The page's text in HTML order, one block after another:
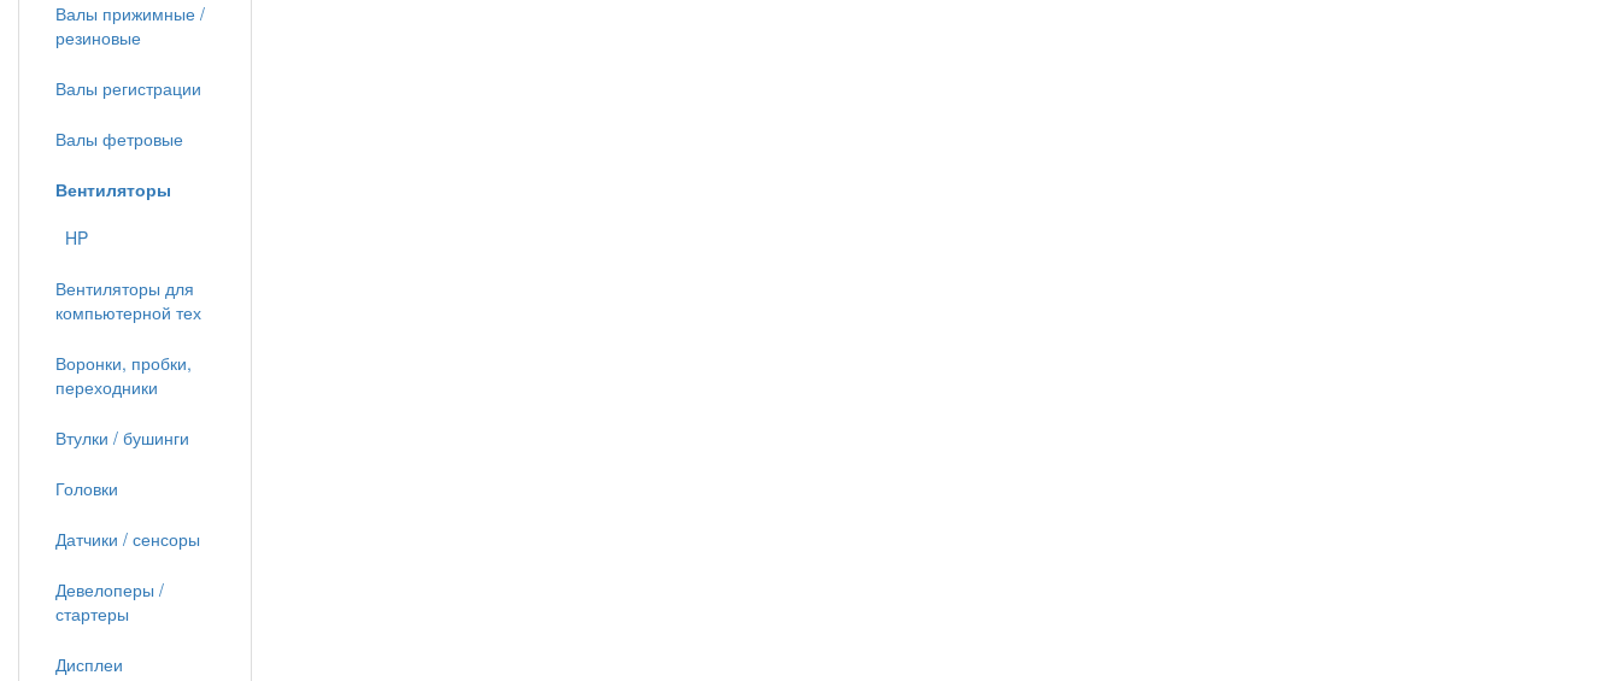
Валы прижимные /
резиновые
Валы регистрации
Валы фетровые
Вентиляторы
HP
Вентиляторы для
компьютерной тех
Воронки, пробки,
переходники
Втулки / бушинги
Головки
Датчики / сенсоры
Девелоперы /
стартеры
Дисплеи